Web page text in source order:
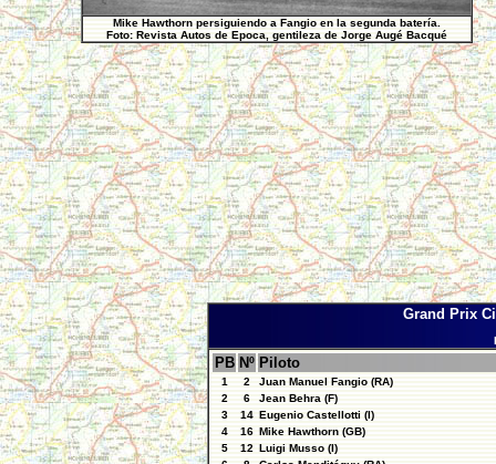
Mike Hawthorn persiguiendo a Fangio en la segunda batería.
Foto: Revista Autos de Epoca, gentileza de Jorge Augé Bacqué
Grand Prix
PB Nº Piloto
1 2
Juan Manuel Fangio (RA)
2
6
Jean Behra (F)
3
14 Eugenio Castellotti (I)
4
16 Mike Hawthorn (GB)
5
12 Luigi Musso (I)